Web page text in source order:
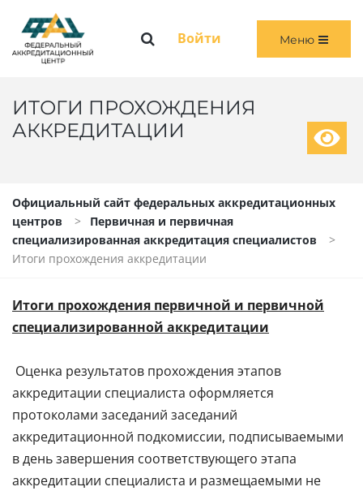
Войти Меню
ИТОГИ ПРОХОЖДЕНИЯ
АККРЕДИТАЦИИ
Официальный сайт федеральных аккредитационных
центров
Первичная и первичная
специализированная аккредитация специалистов
Итоги прохождения аккредитации
Итоги прохождения первичной и первичной
специализированной аккредитации
Оценка результатов прохождения этапов
аккредитации специалиста оформляется
протоколами заседаний заседаний
аккредитационной подкомиссии, подписываемыми
в день завершения соответствующего этапа
аккредитации специалиста и размещаемыми не
ГЛАВНАЯ
ОБЩАЯ ИНФОРМАЦИЯ
ВОЙТИ